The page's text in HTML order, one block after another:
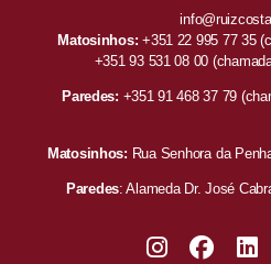
Matosinhos: +351 22 995 77 35
+351 93 531 08 00
Paredes: +351 91 468 37 79
Matosinhos: Rua Senhora da
Paredes: Alameda Dr. José